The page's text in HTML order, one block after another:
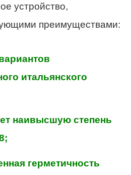
устройство,
преимуществами:
итальянского
наивысшую степень
герметичность